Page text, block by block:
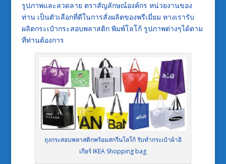
รูปภาพและลวดลาย ตราสัญลักษณ์องค์กร หน่วยงานของ
ท่าน เป็นตัวเลือกที่ดีในการสั่งผลิตของพรีเมี่ยม ทางเรารับ
ผลิตกระเป๋ากระสอบพลาสติก พิมพ์โลโก้ รูปภาพต่างๆได้ตาม
ที่ท่านต้องการ
ถุงกระสอบพลาสติกพร้อมสกรีนโลโก้ รับทำกระเป๋าผ้าอิ
เกียร์ IKEA Shopping bag